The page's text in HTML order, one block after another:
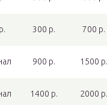
300 р. 700 р.
900 р. 1500 р.
1400 р. 2000 р.